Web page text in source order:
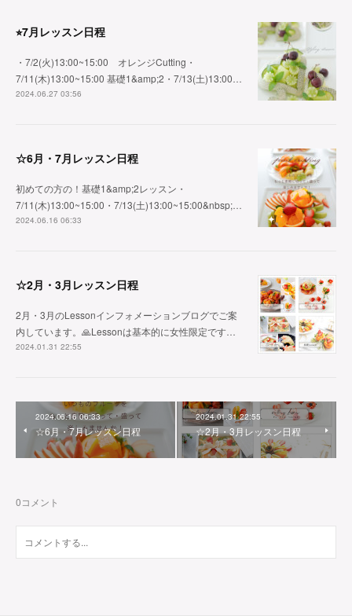
⭐︎7月レッスン日程
・7/2(火)13:00~15:00 オレンジCutting・
7/11(木)13:00~15:00 基礎1&amp;2・7/13(土)13:00…
2024.06.27 03:56
☆6月・7月レッスン日程
初めての方の！基礎1&amp;2レッスン・
7/11(木)13:00~15:00・7/13(土)13:00~15:00&nbsp;…
2024.06.16 06:33
☆2月・3月レッスン日程
2月・3月のLessonインフォメーションブログでご案
内しています。🙏Lessonは基本的に女性限定です…
2024.01.31 22:55
2024.06.16 06:33
☆6月・7月レッスン日程
2024.01.31 22:55
☆2月・3月レッスン日程
0コメント